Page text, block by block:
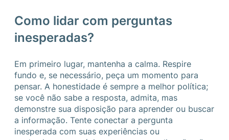
Como lidar com perguntas
inesperadas?
Em primeiro lugar, mantenha a calma. Respire
fundo e, se necessário, peça um momento para
pensar. A honestidade é sempre a melhor política;
se você não sabe a resposta, admita, mas
demonstre sua disposição para aprender ou buscar
a informação. Tente conectar a pergunta
inesperada com suas experiências ou